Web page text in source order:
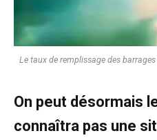
Le taux de remplissage des
On peut désormais
connaîtra pas une